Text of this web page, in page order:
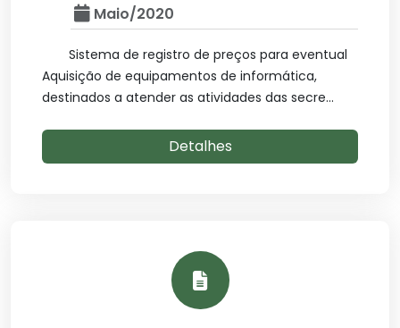
Maio/2020
Sistema de registro de preços para eventual
Aquisição de equipamentos de informática,
destinados a atender as atividades das secre...
Detalhes